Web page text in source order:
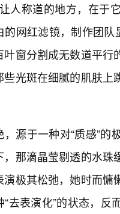
人称道的地方，在于
的网红滤镜，制作团
叶窗分割成无数道平
些光斑在细腻的肌肤
，源于一种对“质感”
那滴晶莹剔透的水
演极其松弛，她时而
“去表演化”的状态，